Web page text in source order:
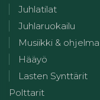
Juhlatilat
Juhlaruokailu
Musiikki & ohjelma
Hääyö
Lasten Synttärit
Polttarit